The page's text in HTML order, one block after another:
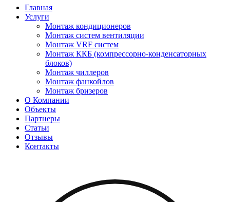
Главная
Услуги
Монтаж кондиционеров
Монтаж cистем вентиляции
Монтаж VRF систем
Монтаж ККБ (компрессорно-конденсаторных
блоков)
Монтаж чиллеров
Монтаж фанкойлов
Монтаж бризеров
О Компании
Объекты
Партнеры
Статьи
Отзывы
Контакты